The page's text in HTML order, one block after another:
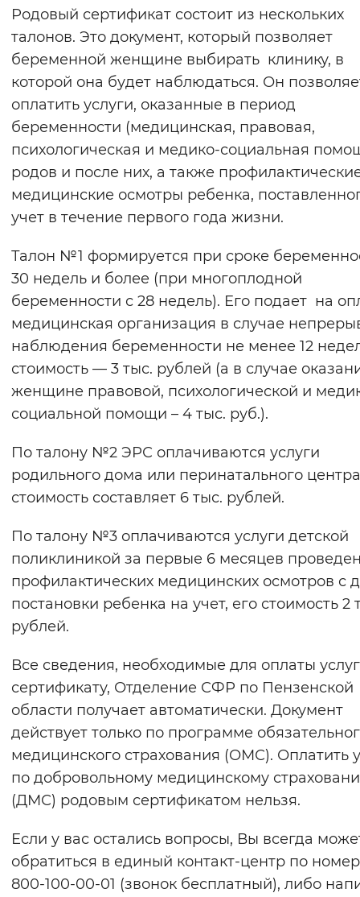
Родовый сертификат состоит из нескольких
талонов. Это документ, который позволяет
беременной женщине выбирать клинику, в
которой она будет наблюдаться. Он
оплатить услуги, оказанные в период
беременности (медицинская, правовая,
психологическая и медико-социальная
родов и после них, а также
медицинские осмотры ребенка,
учет в течение первого года жизни.
Талон №1 формируется при сроке
30 недель и более (при многоплодной
беременности с 28 недель). Его подает на
медицинская организация в случае
наблюдения беременности не менее 12
стоимость — 3 тыс. рублей (а в случае
женщине правовой, психологической и
социальной помощи – 4 тыс. руб.).
По талону №2 ЭРС оплачиваются услуги
родильного дома или перинатального
стоимость составляет 6 тыс. рублей.
По талону №3 оплачиваются услуги детской
поликлиникой за первые 6 месяцев
профилактических медицинских осмотров с
постановки ребенка на учет, его стоимость 2
рублей.
Все сведения, необходимые для оплаты
сертификату, Отделение СФР по Пензенской
области получает автоматически. Документ
действует только по программе
медицинского страхования (ОМС). Оплатить
по добровольному медицинскому
(ДМС) родовым сертификатом нельзя.
Если у вас остались вопросы, Вы всегда
обратиться в единый контакт-центр по
800-100-00-01 (звонок бесплатный), либо